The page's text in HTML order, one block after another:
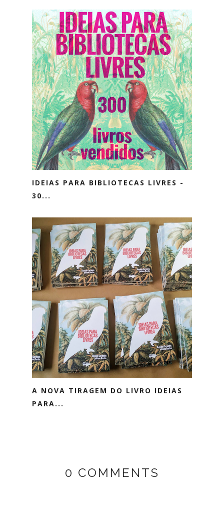
IDEIAS PARA BIBLIOTECAS LIVRES -
30...
A NOVA TIRAGEM DO LIVRO IDEIAS
PARA...
0 COMMENTS